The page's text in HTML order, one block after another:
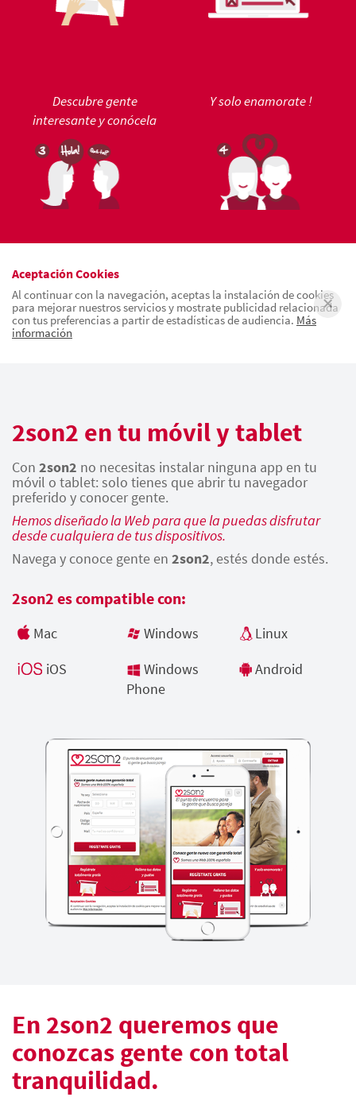
Descubre gente
interesante y conócela
Y solo enamorate !
Aceptación Cookies
Al continuar con la navegación, aceptas la instalación de cookies
para mejorar nuestros servicios y mostrate publicidad relacionada
con tus preferencias a partir de estadísticas de audiencia. Más
información
2son2 en tu móvil y tablet
Con 2son2 no necesitas instalar ninguna app en tu
móvil o tablet: solo tienes que abrir tu navegador
preferido y conocer gente.
Hemos diseñado la Web para que la puedas disfrutar
desde cualquiera de tus dispositivos.
Navega y conoce gente en 2son2, estés donde estés.
2son2 es compatible con:
Mac Windows
Linux
iOS
Windows
Phone
Android
En 2son2 queremos que
conozcas gente con total
tranquilidad.